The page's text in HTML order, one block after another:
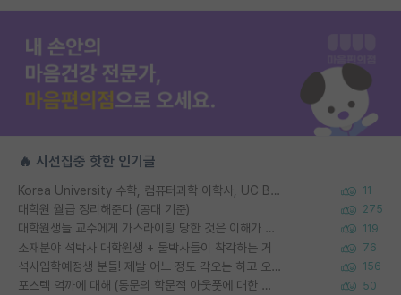
🔥 시선집중 핫한 인기글
Korea University 수학, 컴퓨터과학 이학사, UC Berkeley 산업공학 대학원 공학박사가 되는 것은 쉽지 않겠죠? 11
대학원 월급 정리해준다 (공대 기준) 275
대학원생들 교수에게 가스라이팅 당한 것은 이해가 갑니다. 안타깝네요. 119
소재분야 석박사 대학원생 + 물박사들이 착각하는 거 76
석사입학예정생 분들! 제발 어느 정도 각오는 하고 오세요. 156
포스텍 억까에 대해 (동문의 학문적 아웃풋에 대한 반박) 50